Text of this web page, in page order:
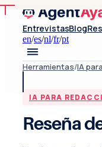
EntrevistasBlog
en/es/nl/fr/pt
Herramientas/IA
IA PARA
Reseña